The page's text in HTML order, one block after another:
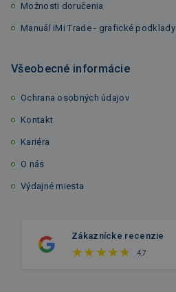
Možnosti doručenia
Manuál iMi Trade - grafické podklady
Všeobecné informácie
Ochrana osobných údajov
Kontakt
Kariéra
O nás
Výdajné miesta
Zákaznícke recenzie
4,7